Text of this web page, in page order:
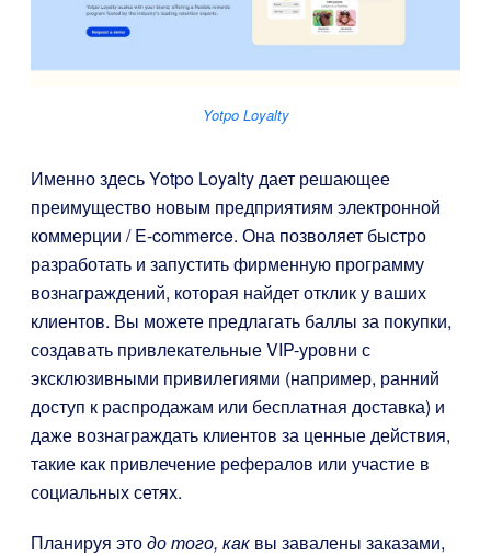
Yotpo Loyalty
Именно здесьYotpo Loyaltyдает решающее
преимущество новым предприятиям электронной
коммерции / E-commerce. Она позволяет быстро
разработать и запустить фирменную программу
вознаграждений, которая найдет отклик у ваших
клиентов. Вы можете предлагать баллы за покупки,
создавать привлекательные VIP-уровни с
эксклюзивными привилегиями (например, ранний
доступ к распродажам или бесплатная доставка) и
даже вознаграждать клиентов за ценные действия,
такие как привлечение рефералов или участие в
социальных сетях.
Планируя этодо того, как вы завалены заказами,